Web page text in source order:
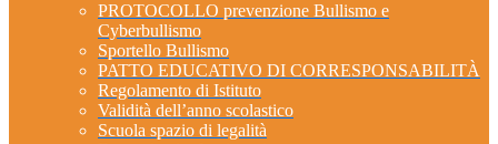
PROTOCOLLO prevenzione Bullismo e
Cyberbullismo
Sportello Bullismo
PATTO EDUCATIVO DI CORRESPONSABILITÀ
Regolamento di Istituto
Validità dell’anno scolastico
Scuola spazio di legalità